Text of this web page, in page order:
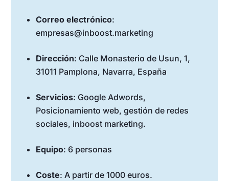
Correo electrónico:
empresas@inboost.marketing
Dirección: Calle Monasterio de Usun, 1,
31011 Pamplona, Navarra, España
Servicios: Google Adwords,
Posicionamiento web, gestión de redes
sociales, inboost marketing.
Equipo: 6 personas
Coste: A partir de 1000 euros.